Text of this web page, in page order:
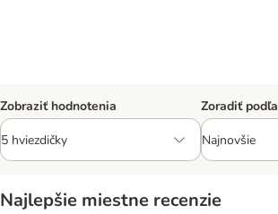
Zobraziť hodnotenia Zoradiť podľa
Najlepšie miestne recenzie